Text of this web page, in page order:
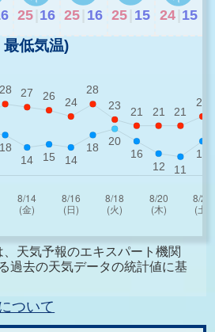
25 16 25 16 25 15 24 15
低気温)
天気予報のエキスパート機関
過去の天気データの統計値に基
ついて